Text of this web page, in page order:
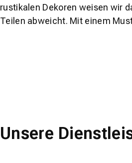
rustikalen Dekoren weisen wir
Teilen abweicht. Mit einem
Unsere